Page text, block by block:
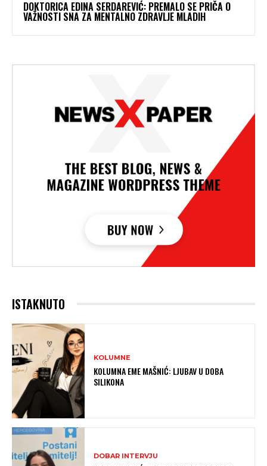
DOKTORICA EDINA SERDAREVIĆ: PREMALO SE PRIČA O
VAŽNOSTI SNA ZA MENTALNO ZDRAVLJE MLADIH
ISTAKNUTO
KOLUMNE
KOLUMNA EME MAŠNIĆ: LJUBAV U DOBA
SILIKONA
DOBAR INTERVJU